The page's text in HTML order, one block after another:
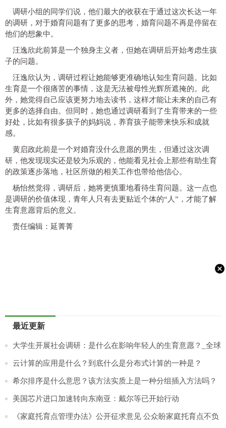
调研小组的同学们说，他们最大的收获在于通过这次长达一年
的调研，对于婚育问题有了更多的思考，婚育问题不再是停留在
他们的想象中。
汪逸欣此前算是一个独身主义者，但她在调研后开始考虑生孩
子的问题。
汪逸欣认为，调研过程让她能够更准确地认知生育问题。比如
生育是一个很痛苦的事情，这是无法被母性光辉所遮掩的。此
外，她觉得自己应该更努力地去读书，这样才能让未来的自己有
更多的选择自由。但同时，她也通过调研看到了生育带来的一些
好处，比如有很多孩子的妈妈说，养育孩子能带来快乐和成就
感。
黄启政此前是一个对婚育没什么意愿的男生，但通过这次调
研，他发现现实还是较为乐观的，他能看见社会上那些有助生育
的政策逐步落地，社区所做的相关工作也带给他信心。
杨怡然觉得，调研后，她将更慎重地看待生育问题。这一点也
是调研的价值体现，青年人只有去更贴近个体的“人”，才能了解
生育意愿背后的意义。
责任编辑：延菁菁
最近更新
大学生开展社会调研：是什么在影响年轻人的生育意愿？_全球
速递
云计算的应用是什么？到底什么是分布式计算的一种是？
希尔排序是什么意思？该方法实质上是一种分组插入方法吗？
美国芯片进口加速转向东南亚：戴尔等已开始行动
《家庭托育点管理办法》公开征求意见 公众盼家庭托育点不负